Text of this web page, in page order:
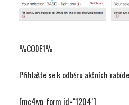
%CODE1%
Přihlašte se k odběru akčních
[mc4wp_form id=“1204″]